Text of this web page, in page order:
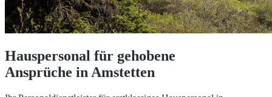
Hauspersonal für gehobene
Ansprüche in Amstetten